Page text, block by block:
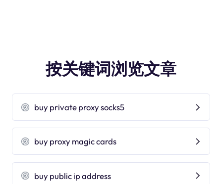
按关键词浏览文章
buy private proxy socks5
buy proxy magic cards
buy public ip address